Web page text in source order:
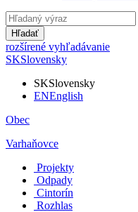
Hľadať
rozšírené vyhľadávanie
SKSlovensky
SKSlovensky
ENEnglish
Obec
Varhaňovce
Projekty
Odpady
Cintorín
Rozhlas